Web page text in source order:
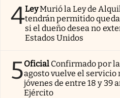
4LeyMurió la Ley de
tendrán permitido
si el dueño desea no
Estados Unidos
5Oficial Confirmado por
agosto vuelve el
jóvenes de entre 18 y 39
Ejército